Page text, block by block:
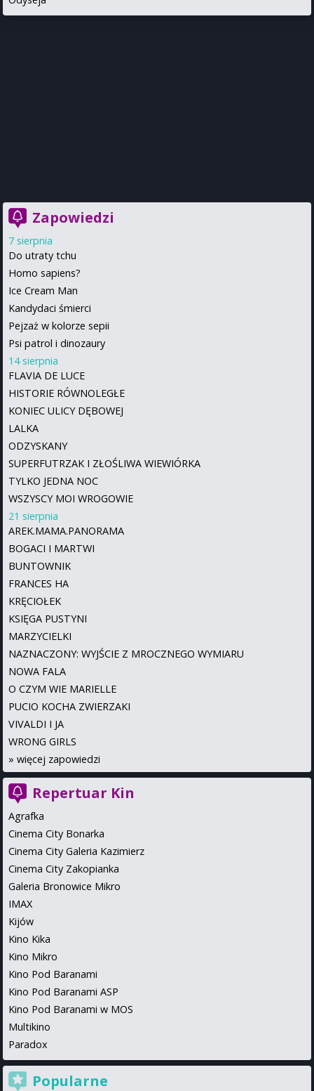
Zapowiedzi
7 sierpnia
Do utraty tchu
Homo sapiens?
Ice Cream Man
Kandydaci śmierci
Pejzaż w kolorze sepii
Psi patrol i dinozaury
14 sierpnia
FLAVIA DE LUCE
HISTORIE RÓWNOLEGŁE
KONIEC ULICY DĘBOWEJ
LALKA
ODZYSKANY
SUPERFUTRZAK I ZŁOŚLIWA WIEWIÓRKA
TYLKO JEDNA NOC
WSZYSCY MOI WROGOWIE
21 sierpnia
AREK.MAMA.PANORAMA
BOGACI I MARTWI
BUNTOWNIK
FRANCES HA
KRĘCIOŁEK
KSIĘGA PUSTYNI
MARZYCIELKI
NAZNACZONY: WYJŚCIE Z MROCZNEGO WYMIARU
NOWA FALA
O CZYM WIE MARIELLE
PUCIO KOCHA ZWIERZAKI
VIVALDI I JA
WRONG GIRLS
» więcej zapowiedzi
Repertuar Kin
Agrafka
Cinema City Bonarka
Cinema City Galeria Kazimierz
Cinema City Zakopianka
Galeria Bronowice Mikro
IMAX
Kijów
Kino Kika
Kino Mikro
Kino Pod Baranami
Kino Pod Baranami ASP
Kino Pod Baranami w MOS
Multikino
Paradox
Popularne